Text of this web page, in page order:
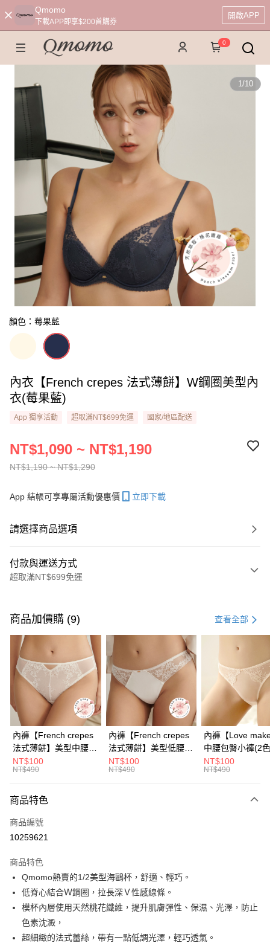
Qmomo
下載APP即享$200首購券
開啟APP
0
1/10
顏色：莓果藍
內衣【French crepes 法式薄餅】W鋼圈美型內
衣(莓果藍)
App 獨享活動 超取滿NT$699免運 國家/地區配送
NT$1,190 ~ NT$1,290
NT$1,090 ~ NT$1,190
App 結帳可享專屬活動優惠價 立即下載
請選擇商品選項
付款與運送方式
超取滿NT$699免運
信用卡一次付款
信用卡分期付款
3 期 0 利率 每期NT$363
合作金庫商業銀行
第一商業銀行
華南商業銀行
彰化商業銀行
上海商業儲蓄銀行
台北富邦商業銀行
國泰世華商業銀行
兆豐國際商業銀行
臺灣中小企業銀行
匯豐（台灣）商業銀行
華泰商業銀行
聯邦商業銀行
遠東國際商業銀行
元大商業銀行
台灣樂天信用卡公司
6 期 0 利率 每期 NT$181 21家銀行
合作金庫商業銀行
第一商業銀行
華南商業銀行
彰化商業銀行
上海商業儲蓄銀行
台北富邦商業銀行
國泰世華商業銀行
兆豐國際商業銀行
臺灣中小企業銀行
台中商業銀行
匯豐（台灣）商業銀行
聯邦商業銀行
玉山商業銀行
台灣樂天信用卡公司
超商取貨付款
LINE Pay
Apple Pay
街口支付
相關說明
【大哥付你分期使用說明】
2.付款方式選擇「大哥付你分期」，訂單成立後會自動跳轉到大哥付的交易
流程，驗證手機門號後，選擇欲分期的期數、繳款截止日，確認付款後即完
成交易。
3.實際核准額度、可分期數及費用金額請依後續交易確認頁面所載為準。
4.訂單成立30分鐘內，如未前往確認交易或遇審核未通過，訂單將自動取
法說明評估內容。
【繳款方式說明】
相關說明
【關於「AFTEE先享後付」】
AFTEE先享後付是「在收到商品之後才付款」的支付方式。 讓您購物簡單
便利好安心！
１．簡單：不需註冊會員、不需綁卡、不需儲值。
２．便利：只要手機號碼，簡訊認證，即可結帳。
３．安心：先確認商品／服務後，再付款。
Hami Point
相關說明
「Hami Point」為中華電信所提供之點數服務，可於會員專區綁定中華電信
會員帳號後，即可在購物車使用 Hami Point 折抵消費金額 (1點等於1元)。
ATM付款
商品加價購 (9) 查看全部
內褲【French crepes
法式薄餅】美型中腰蕾
絲包臀內褲(2色)
NT$100
NT$490
內褲【French crepes
法式薄餅】美型低腰蕾
絲丁字褲(2色)
NT$100
NT$490
內褲【Love
中腰包臀小褲​(2
NT$100
NT$490
商品特色
商品編號
10259621
商品特色
Qmomo熱賣的1/2美型海鷗杯，舒適、輕巧。​
低脊心結合Ｗ鋼圈，拉長深Ｖ性感線條。​
模杯內層使用天然桃花纖維，提升肌膚彈性、保濕、光澤，防止
色素沈澱，​
超細緻的法式蕾絲，帶有一點低調光澤，輕巧透氣。​